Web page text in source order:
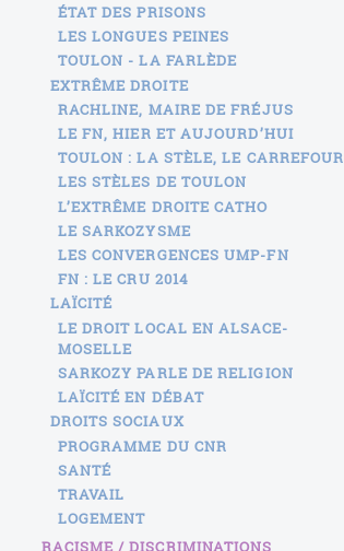
ÉTAT DES PRISONS
LES LONGUES PEINES
TOULON - LA FARLÈDE
EXTRÊME DROITE
RACHLINE, MAIRE DE FRÉJUS
LE FN, HIER ET AUJOURD’HUI
TOULON : LA STÈLE, LE CARREFOUR
LES STÈLES DE TOULON
L’EXTRÊME DROITE CATHO
LE SARKOZYSME
LES CONVERGENCES UMP-FN
FN : LE CRU 2014
LAÏCITÉ
LE DROIT LOCAL EN ALSACE-
MOSELLE
SARKOZY PARLE DE RELIGION
LAÏCITÉ EN DÉBAT
DROITS SOCIAUX
PROGRAMME DU CNR
SANTÉ
TRAVAIL
LOGEMENT
RACISME / DISCRIMINATIONS